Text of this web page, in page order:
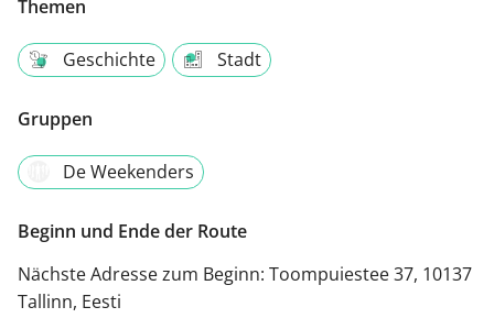
Themen
Geschichte Stadt
Gruppen
De Weekenders
Beginn und Ende der Route
Nächste Adresse zum Beginn: Toompuiestee 37, 10137
Tallinn, Eesti